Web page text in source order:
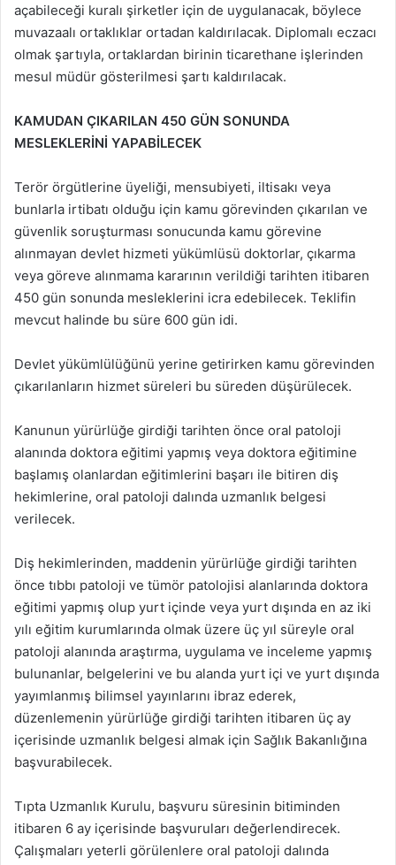
açabileceği kuralı şirketler için de uygulanacak, böylece
muvazaalı ortaklıklar ortadan kaldırılacak. Diplomalı eczacı
olmak şartıyla, ortaklardan birinin ticarethane işlerinden
mesul müdür gösterilmesi şartı kaldırılacak.
KAMUDAN ÇIKARILAN 450 GÜN SONUNDA
MESLEKLERİNİ YAPABİLECEK
Terör örgütlerine üyeliği, mensubiyeti, iltisakı veya
bunlarla irtibatı olduğu için kamu görevinden çıkarılan ve
güvenlik soruşturması sonucunda kamu görevine
alınmayan devlet hizmeti yükümlüsü doktorlar, çıkarma
veya göreve alınmama kararının verildiği tarihten itibaren
450 gün sonunda mesleklerini icra edebilecek. Teklifin
mevcut halinde bu süre 600 gün idi.
Devlet yükümlülüğünü yerine getirirken kamu görevinden
çıkarılanların hizmet süreleri bu süreden düşürülecek.
Kanunun yürürlüğe girdiği tarihten önce oral patoloji
alanında doktora eğitimi yapmış veya doktora eğitimine
başlamış olanlardan eğitimlerini başarı ile bitiren diş
hekimlerine, oral patoloji dalında uzmanlık belgesi
verilecek.
Diş hekimlerinden, maddenin yürürlüğe girdiği tarihten
önce tıbbı patoloji ve tümör patolojisi alanlarında doktora
eğitimi yapmış olup yurt içinde veya yurt dışında en az iki
yılı eğitim kurumlarında olmak üzere üç yıl süreyle oral
patoloji alanında araştırma, uygulama ve inceleme yapmış
bulunanlar, belgelerini ve bu alanda yurt içi ve yurt dışında
yayımlanmış bilimsel yayınlarını ibraz ederek,
düzenlemenin yürürlüğe girdiği tarihten itibaren üç ay
içerisinde uzmanlık belgesi almak için Sağlık Bakanlığına
başvurabilecek.
Tıpta Uzmanlık Kurulu, başvuru süresinin bitiminden
itibaren 6 ay içerisinde başvuruları değerlendirecek.
Çalışmaları yeterli görülenlere oral patoloji dalında